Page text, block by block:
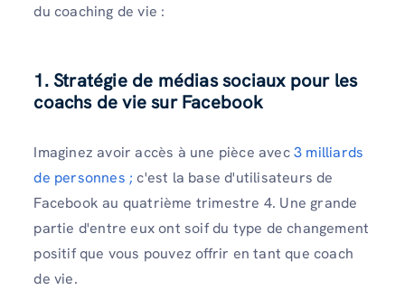
du coaching de vie :
1. Stratégie de médias sociaux pour les
coachs de vie sur Facebook
Imaginez avoir accès à une pièce avec3 milliards
de personnes ; c'est la base d'utilisateurs de
Facebook au quatrième trimestre 4. Une grande
partie d'entre eux ont soif du type de changement
positif que vous pouvez offrir en tant que coach
de vie.